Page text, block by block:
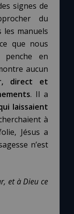
signes de
du
manuels
que nous
penche en
aucun
direct et
. Il a
laissaient
à
Jésus a
n’est
et à Dieu ce